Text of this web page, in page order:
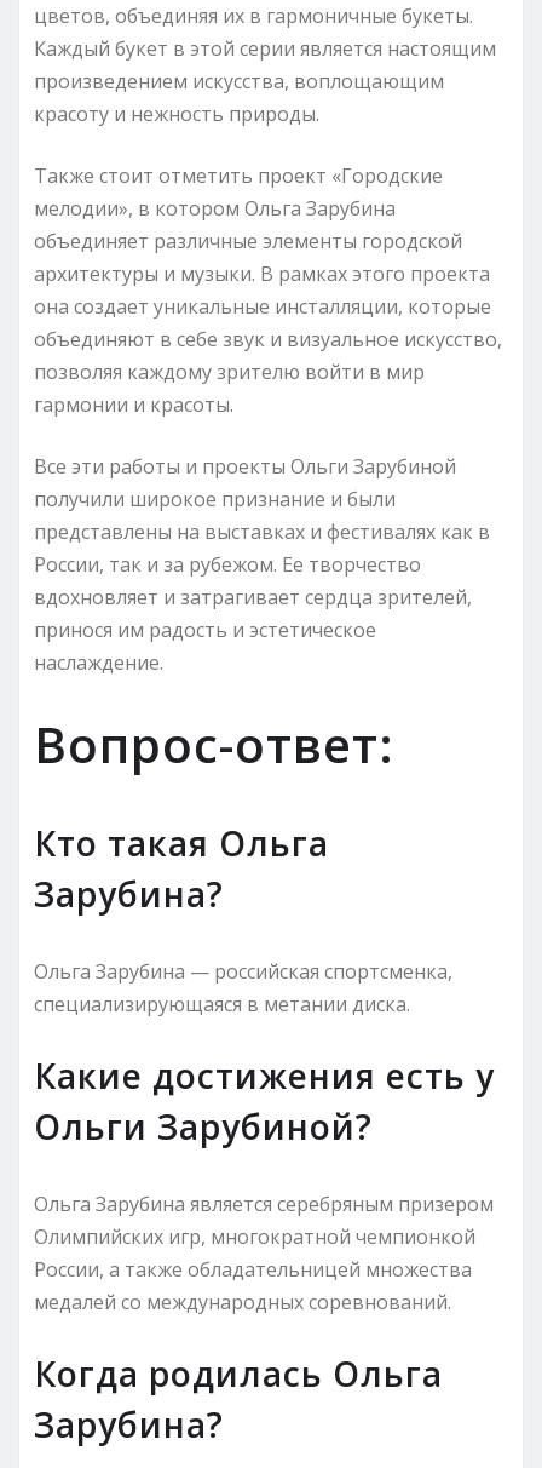
цветов, объединяя их в гармоничные букеты.
Каждый букет в этой серии является настоящим
произведением искусства, воплощающим
красоту и нежность природы.
Также стоит отметить проект «Городские
мелодии», в котором Ольга Зарубина
объединяет различные элементы городской
архитектуры и музыки. В рамках этого проекта
она создает уникальные инсталляции, которые
объединяют в себе звук и визуальное искусство,
позволяя каждому зрителю войти в мир
гармонии и красоты.
Все эти работы и проекты Ольги Зарубиной
получили широкое признание и были
представлены на выставках и фестивалях как в
России, так и за рубежом. Ее творчество
вдохновляет и затрагивает сердца зрителей,
принося им радость и эстетическое
наслаждение.
Вопрос-ответ:
Кто такая Ольга
Зарубина?
Ольга Зарубина — российская спортсменка,
специализирующаяся в метании диска.
Какие достижения есть у
Ольги Зарубиной?
Ольга Зарубина является серебряным призером
Олимпийских игр, многократной чемпионкой
России, а также обладательницей множества
медалей со международных соревнований.
Когда родилась Ольга
Зарубина?